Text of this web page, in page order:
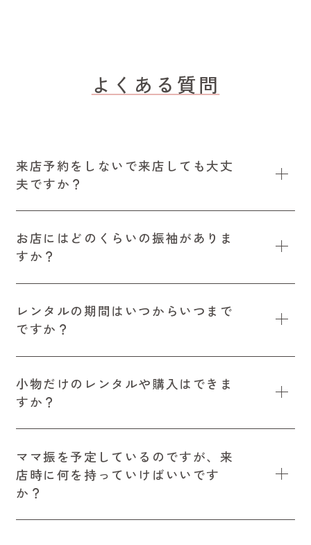
よくある質問
来店予約をしないで来店しても大丈
夫ですか？
お店にはどのくらいの振袖がありま
すか？
レンタルの期間はいつからいつまで
ですか？
小物だけのレンタルや購入はできま
すか？
ママ振を予定しているのですが、来
店時に何を持っていけばいいです
か？